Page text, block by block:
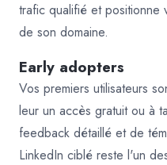
trafic qualifié et positionne
de son domaine.
Early adopters
Vos premiers utilisateurs
leur un accès gratuit ou à
feedback détaillé et de
LinkedIn ciblé reste l'un